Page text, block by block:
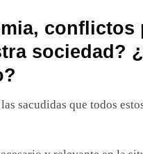
sociedad?
sacudidas que todos